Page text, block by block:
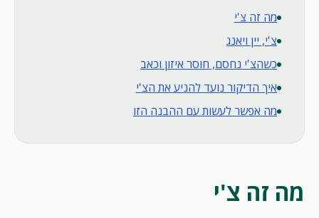
מה זה צ'י
צ'י, יין ויאנג
כשהצ'י נחסם, חוסר איזון וכאב
איך הדיקור נועד להניע את הצ'י
מה אפשר לעשות עם ההבנה הזו
מה זה צ'י